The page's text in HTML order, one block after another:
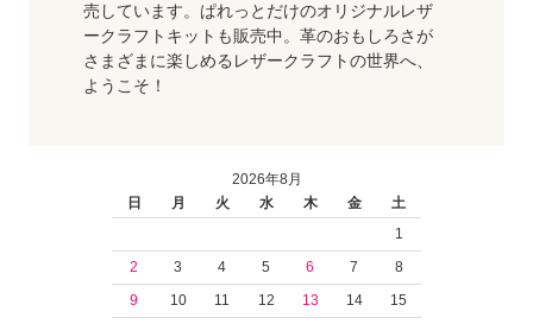
売しています。ぱれっとだけのオリジナルレザ
ークラフトキットも販売中。革のおもしろさが
さまざまに楽しめるレザークラフトの世界へ、
ようこそ！
2026年8月
日
月 火 水 木 金
土
1
2
3 4 5 6 7
8
9
10 11 12 13 14
15